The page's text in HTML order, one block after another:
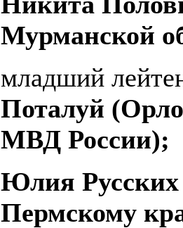
Мурманской
младший
Поталуй
МВД России);
Юлия
Пермскому